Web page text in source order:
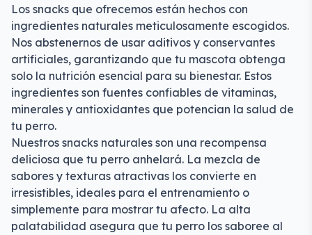
Los snacks que ofrecemos están hechos con
ingredientes naturales meticulosamente escogidos.
Nos abstenernos de usar aditivos y conservantes
artificiales, garantizando que tu mascota obtenga
solo la nutrición esencial para su bienestar. Estos
ingredientes son fuentes confiables de vitaminas,
minerales y antioxidantes que potencian la salud de
tu perro.
Nuestros snacks naturales son una recompensa
deliciosa que tu perro anhelará. La mezcla de
sabores y texturas atractivas los convierte en
irresistibles, ideales para el entrenamiento o
simplemente para mostrar tu afecto. La alta
palatabilidad asegura que tu perro los saboree al